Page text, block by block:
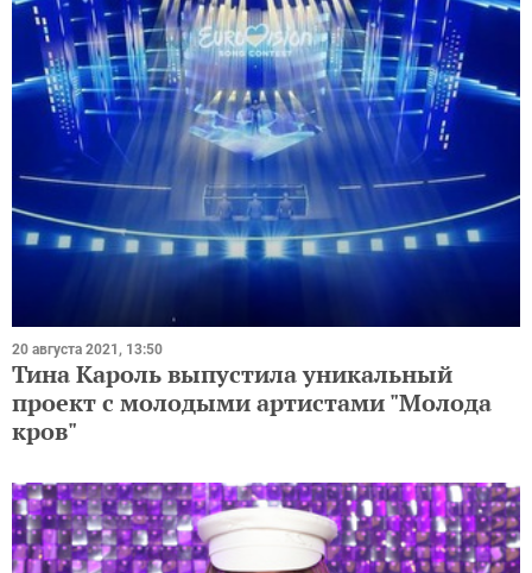
20 августа 2021, 13:50
Тина Кароль выпустила уникальный
проект с молодыми артистами "Молода
кров"